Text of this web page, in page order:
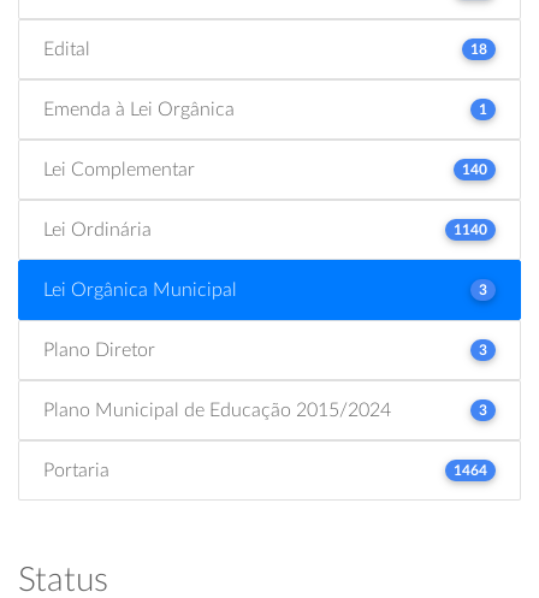
Edital 18
Emenda à Lei Orgânica 1
Lei Complementar 140
Lei Ordinária 1140
Lei Orgânica Municipal 3
Plano Diretor 3
Plano Municipal de Educação 2015/2024 3
Portaria 1464
Status